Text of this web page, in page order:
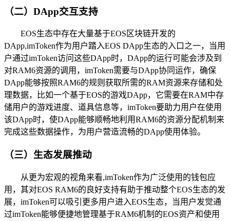
（二）DApp交互支持
EOS生态中存在大量基于EOS区块链开发的
DApp,imToken作为用户踏入EOS DApp生态的入口之一，当用
户通过imToken访问这些DApp时，DApp的运行可能会涉及到
对RAM6资源的调用，imToken需要与DApp协同运作，确保
DApp能够按照RAM6的规则获取所需的RAM资源来存储和处
理数据，比如一个基于EOS的游戏DApp，它需要在RAM中存
储用户的游戏进度、道具信息等，imToken要助力用户在使用
该DApp时，使DApp能够顺畅地利用RAM6的资源分配机制来
完成这些数据操作，为用户营造流畅的DApp使用体验。
（三）生态发展推动
从更为宏观的视角来看,imToken作为广泛使用的钱包应
用，其对EOS RAM6的良好支持有助于推动整个EOS生态的发
展，imToken可以吸引更多用户进入EOS生态，当用户发觉通
过imToken能够便捷地管理基于RAM6机制的EOS资产和使用